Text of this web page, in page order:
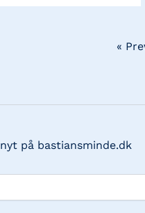
«
på bastiansminde.dk